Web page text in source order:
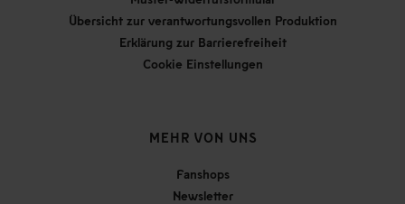
Übersicht zur verantwortungsvollen Produktion
Erklärung zur Barrierefreiheit
Cookie Einstellungen
MEHR VON UNS
Fanshops
Newsletter